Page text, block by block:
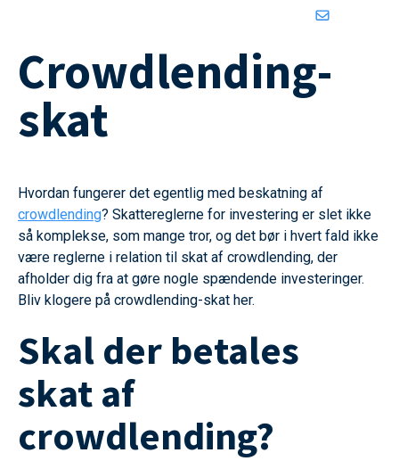
Crowdlending-
skat
Hvordan fungerer det egentlig med beskatning af
crowdlending? Skattereglerne for investering er slet ikke
så komplekse, som mange tror, og det bør i hvert fald ikke
være reglerne i relation til skat af crowdlending, der
afholder dig fra at gøre nogle spændende investeringer.
Bliv klogere på crowdlending-skat her.
Skal der betales
skat af
crowdlending?